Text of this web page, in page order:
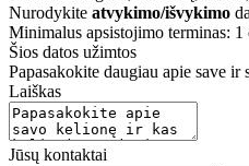
Nurodykite atvykimo/išvykimo
Minimalus apsistojimo terminas: 1
Šios datos užimtos
Papasakokite daugiau apie save ir
Laiškas
Jūsų kontaktai